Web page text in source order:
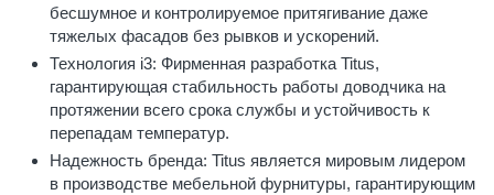
бесшумное и контролируемое притягивание даже
тяжелых фасадов без рывков и ускорений.
Технология i3: Фирменная разработка Titus,
гарантирующая стабильность работы доводчика на
протяжении всего срока службы и устойчивость к
перепадам температур.
Надежность бренда: Titus является мировым лидером
в производстве мебельной фурнитуры, гарантирующим